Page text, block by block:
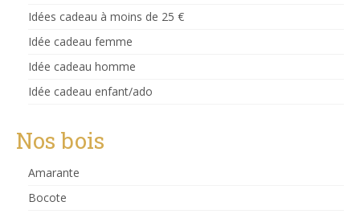
Idées cadeau à moins de 25 €
Idée cadeau femme
Idée cadeau homme
Idée cadeau enfant/ado
Nos bois
Amarante
Bocote